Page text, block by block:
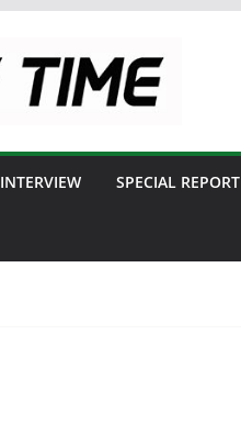
INTERVIEW SPECIAL REPORT